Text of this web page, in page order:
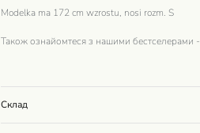
Modelka ma 172 cm wzrostu, nosi rozm. S
Також ознайомтеся з нашими бестселерами -
Склад